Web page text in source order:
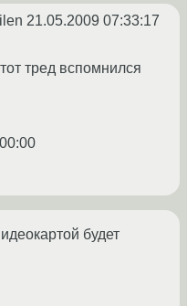
21.05.2009 07:33:17
тред вспомнился
будет